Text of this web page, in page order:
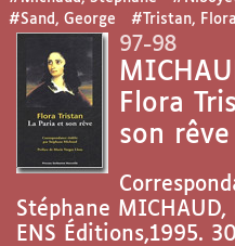
#Sand, George
#Tristan, Flora
97-98
Flora
son
Stéphane
ENS Éditions,1995.